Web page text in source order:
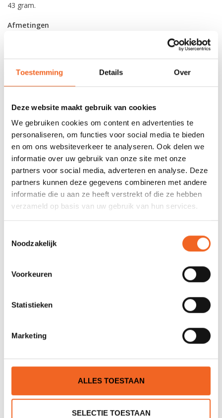
Toestemming Details Over
Deze website maakt gebruik van cookies
We gebruiken cookies om content en advertenties te
personaliseren, om functies voor social media te bieden
en om ons websiteverkeer te analyseren. Ook delen we
informatie over uw gebruik van onze site met onze
partners voor social media, adverteren en analyse. Deze
partners kunnen deze gegevens combineren met andere
informatie die u aan ze heeft verstrekt of die ze hebben
verzameld op basis van uw gebruik van hun services.
Noodzakelijk
Voorkeuren
Statistieken
Marketing
ALLES TOESTAAN
SELECTIE TOESTAAN
43 gram.
Afmetingen
Opening: 29 mm
Nog niet gewaardeerd
0 sterren op basis van 0 beoordelingen
JE BEOORDELING TOEVOEGEN
GERELATEERDE PRODUCTEN
KARABINER, GROTE